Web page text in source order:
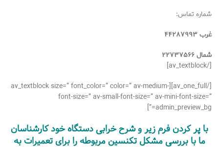
شماره تماس:
غرب ۴۴۲۸۷۹۹۳
شمال ۲۲۷۳۷۵۶۶
[/av_textblock]
[/av_one_full][av_textblock size=” font_color=” color=” av-medium-
font-size=” av-small-font-size=” av-mini-font-size=”
admin_preview_bg=”]
با پر کردن فرم زیر و شرح خرابی دستگاه خود کارشناسان
ما با بررسی مشکل تکنسین مربوطه را برای تعمیرات به